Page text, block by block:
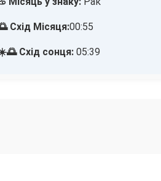
Схід Місяця:00:55
Схід сонця: 05:39